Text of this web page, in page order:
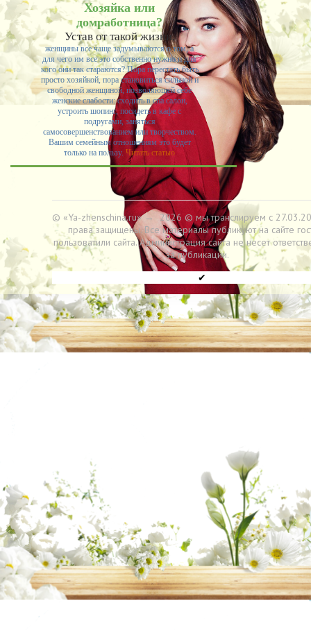
Хозяйка или
домработница?
Устав от такой жизни,
женщины все чаще задумываются о том, а
для чего им все это собственно нужно и для
кого они так стараются? Пора перестать быть
просто хозяйкой, пора становиться сильной и
свободной женщиной, позволяющей себе
женские слабости: сходить в спа салон,
устроить шопинг, посидеть в кафе с
подругами, заняться
самосовершенствованием или творчеством.
Вашим семейным отношениям это будет
только на пользу. Читать статью
© «Ya-zhenschina.ru»→ 2026 © мы транслируем с
права защищены. Все материалы публикуют на сайте
пользоватили сайта. Администрация сайта не несет
за публикации.
✔